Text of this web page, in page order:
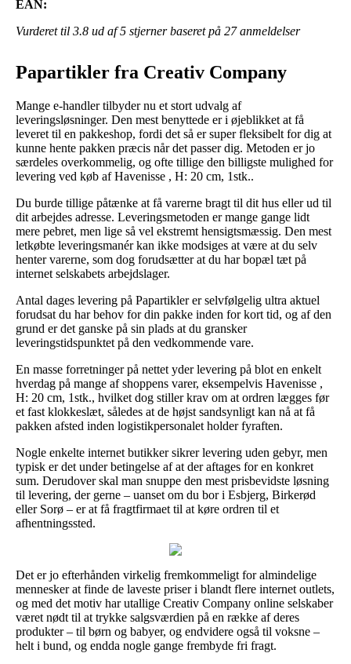
EAN:
Vurderet til 3.8 ud af 5 stjerner baseret på 27anmeldelser
Papartikler fra Creativ Company
Mange e-handler tilbyder nu et stort udvalg af
leveringsløsninger. Den mest benyttede er i øjeblikket at få
leveret til en pakkeshop, fordi det så er super fleksibelt for dig at
kunne hente pakken præcis når det passer dig. Metoden er jo
særdeles overkommelig, og ofte tillige den billigste mulighed for
levering ved køb af Havenisse , H: 20 cm, 1stk..
Du burde tillige påtænke at få varerne bragt til dit hus eller ud til
dit arbejdes adresse. Leveringsmetoden er mange gange lidt
mere pebret, men lige så vel ekstremt hensigtsmæssig. Den mest
letkøbte leveringsmanér kan ikke modsiges at være at du selv
henter varerne, som dog forudsætter at du har bopæl tæt på
internet selskabets arbejdslager.
Antal dages levering på Papartikler er selvfølgelig ultra aktuel
forudsat du har behov for din pakke inden for kort tid, og af den
grund er det ganske på sin plads at du gransker
leveringstidspunktet på den vedkommende vare.
En masse forretninger på nettet yder levering på blot en enkelt
hverdag på mange af shoppens varer, eksempelvis Havenisse ,
H: 20 cm, 1stk., hvilket dog stiller krav om at ordren lægges før
et fast klokkeslæt, således at de højst sandsynligt kan nå at få
pakken afsted inden logistikpersonalet holder fyraften.
Nogle enkelte internet butikker sikrer levering uden gebyr, men
typisk er det under betingelse af at der aftages for en konkret
sum. Derudover skal man snuppe den mest prisbevidste løsning
til levering, der gerne – uanset om du bor i Esbjerg, Birkerød
eller Sorø – er at få fragtfirmaet til at køre ordren til et
afhentningssted.
Det er jo efterhånden virkelig fremkommeligt for almindelige
mennesker at finde de laveste priser i blandt flere internet outlets,
og med det motiv har utallige Creativ Company online selskaber
været nødt til at trykke salgsværdien på en række af deres
produkter – til børn og babyer, og endvidere også til voksne –
helt i bund, og endda nogle gange frembyde fri fragt.